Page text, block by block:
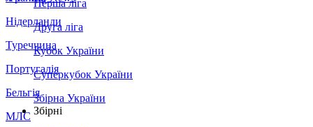
Нідерланди
Туреччина
Португалія
Бельгія
МЛС
Перша ліга
Друга ліга
Кубок України
Суперкубок України
Збірна України
Збірні